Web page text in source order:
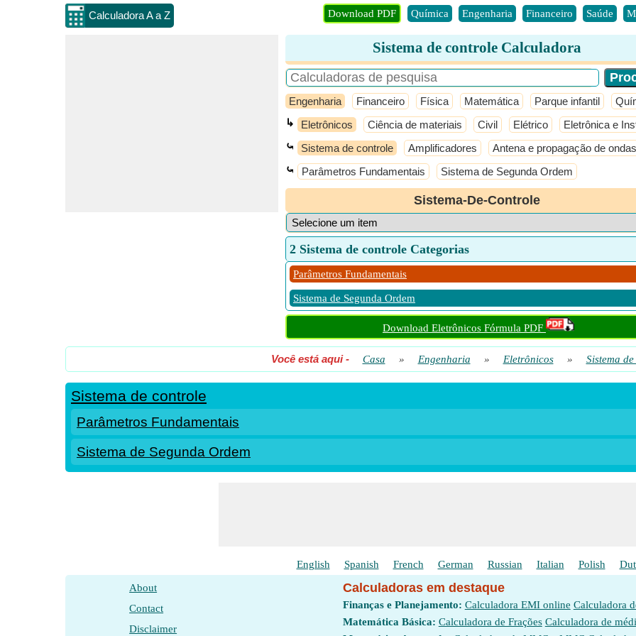
Calculadora A a Z Download PDF Química Engenharia Financeiro Saúde
Sistema de controle Calculadora
Engenharia Financeiro Física Matemática Parque infantil
↳ Eletrônicos Ciência de materiais Civil Elétrico Eletrônica e
⤿ Sistema de controle Amplificadores Antena e propagação de ondas
⤿ Parâmetros Fundamentais Sistema de Segunda Ordem
Sistema-De-Controle
2 Sistema de controle Categorias
Parâmetros Fundamentais
Sistema de Segunda Ordem
Download Eletrônicos Fórmula PDF
Você está aqui- Casa » Engenharia » Eletrônicos » Sistema
Sistema de controle
Parâmetros Fundamentais
Sistema de Segunda Ordem
English Spanish French German Russian Italian Polish
About
Contact
Disclaimer
Calculadoras em destaque
Finanças e Planejamento: Calculadora EMI online Calculadora
Matemática Básica: Calculadora de Frações Calculadora de